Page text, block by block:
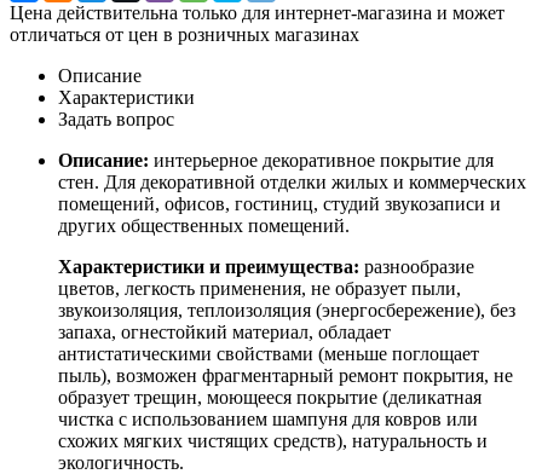
Цена действительна только для интернет-магазина и может
отличаться от цен в розничных магазинах
Описание
Характеристики
Задать вопрос
Описание: интерьерное декоративное покрытие для
стен. Для декоративной отделки жилых и коммерческих
помещений, офисов, гостиниц, студий звукозаписи и
других общественных помещений.
Характеристики и преимущества: разнообразие
цветов, легкость применения, не образует пыли,
звукоизоляция, теплоизоляция (энергосбережение), без
запаха, огнестойкий материал, обладает
антистатическими свойствами (меньше поглощает
пыль), возможен фрагментарный ремонт покрытия, не
образует трещин, моющееся покрытие (деликатная
чистка с использованием шампуня для ковров или
схожих мягких чистящих средств), натуральность и
экологичность.